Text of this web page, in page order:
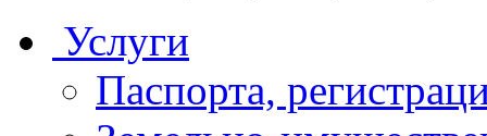
Услуги
Паспорта,